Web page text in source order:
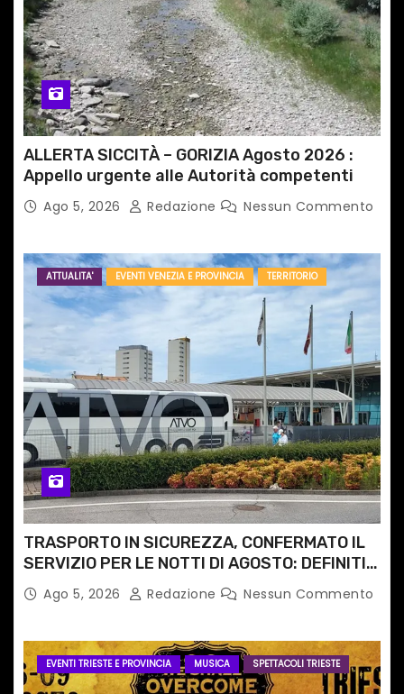
ALLERTA SICCITÀ – GORIZIA Agosto 2026 :
Appello urgente alle Autorità competenti
Ago 5, 2026 Redazione Nessun Commento
ATTUALITA' EVENTI VENEZIA E PROVINCIA TERRITORIO
TRASPORTO IN SICUREZZA, CONFERMATO IL
SERVIZIO PER LE NOTTI DI AGOSTO: DEFINITI
PERCORSI, FERMATE E ORARIO
Ago 5, 2026 Redazione Nessun Commento
EVENTI TRIESTE E PROVINCIA MUSICA SPETTACOLI TRIESTE